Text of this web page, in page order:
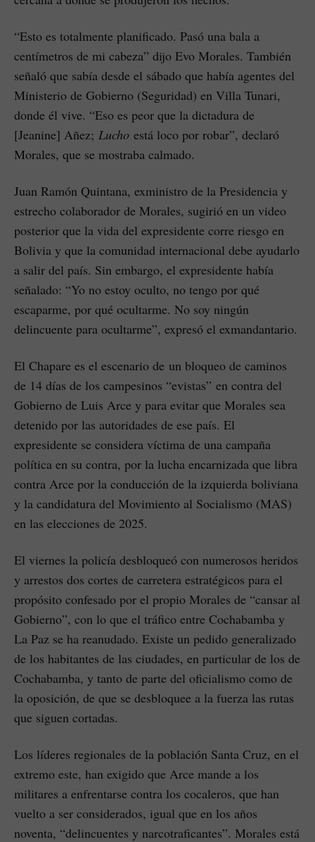
“Esto es totalmente planificado. Pasó una bala a
centímetros de mi cabeza” dijo Evo Morales. También
señaló que sabía desde el sábado que había agentes del
Ministerio de Gobierno (Seguridad) en Villa Tunari,
donde él vive. “Eso es peor que la dictadura de
[Jeanine] Añez; Lucho está loco por robar”, declaró
Morales, que se mostraba calmado.
Juan Ramón Quintana, exministro de la Presidencia y
estrecho colaborador de Morales, sugirió en un video
posterior que la vida del expresidente corre riesgo en
Bolivia y que la comunidad internacional debe ayudarlo
a salir del país. Sin embargo, el expresidente había
señalado: “Yo no estoy oculto, no tengo por qué
escaparme, por qué ocultarme. No soy ningún
delincuente para ocultarme”, expresó el exmandantario.
El Chapare es el escenario de un bloqueo de caminos
de 14 días de los campesinos “evistas” en contra del
Gobierno de Luis Arce y para evitar que Morales sea
detenido por las autoridades de ese país. El
expresidente se considera víctima de una campaña
política en su contra, por la lucha encarnizada que libra
contra Arce por la conducción de la izquierda boliviana
y la candidatura del Movimiento al Socialismo (MAS)
en las elecciones de 2025.
El viernes la policía desbloqueó con numerosos heridos
y arrestos dos cortes de carretera estratégicos para el
propósito confesado por el propio Morales de “cansar al
Gobierno”, con lo que el tráfico entre Cochabamba y
La Paz se ha reanudado. Existe un pedido generalizado
de los habitantes de las ciudades, en particular de los de
Cochabamba, y tanto de parte del oficialismo como de
la oposición, de que se desbloquee a la fuerza las rutas
que siguen cortadas.
Los líderes regionales de la población Santa Cruz, en el
extremo este, han exigido que Arce mande a los
militares a enfrentarse contra los cocaleros, que han
vuelto a ser considerados, igual que en los años
noventa, “delincuentes y narcotraficantes”. Morales está